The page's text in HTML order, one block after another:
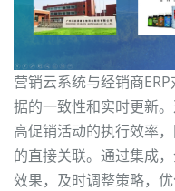
营销云系统与经销商
据的一致性和实时更新
高促销活动的执行效率
的直接关联。通过集成
效果，及时调整策略，